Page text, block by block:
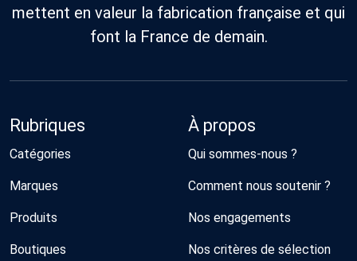
mettent en valeur la fabrication française et qui
font la France de demain.
Rubriques
Catégories
Marques
Produits
Boutiques
À propos
Qui sommes-nous ?
Comment nous soutenir ?
Nos engagements
Nos critères de sélection